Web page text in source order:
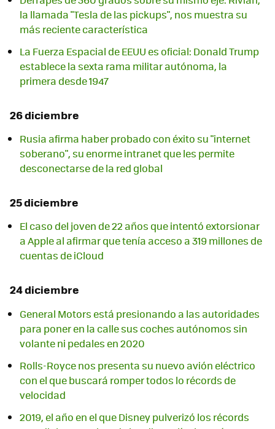
la llamada "Tesla de las pickups", nos muestra su
más reciente característica
La Fuerza Espacial de EEUU es oficial: Donald Trump
establece la sexta rama militar autónoma, la
primera desde 1947
26 diciembre
Rusia afirma haber probado con éxito su "internet
soberano", su enorme intranet que les permite
desconectarse de la red global
25 diciembre
El caso del joven de 22 años que intentó extorsionar
a Apple al afirmar que tenía acceso a 319 millones de
cuentas de iCloud
24 diciembre
General Motors está presionando a las autoridades
para poner en la calle sus coches autónomos sin
volante ni pedales en 2020
Rolls-Royce nos presenta su nuevo avión eléctrico
con el que buscará romper todos lo récords de
velocidad
2019, el año en el que Disney pulverizó los récords